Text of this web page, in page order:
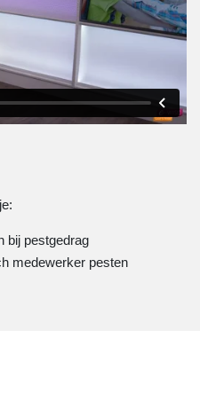
bij pestgedrag
medewerker pesten